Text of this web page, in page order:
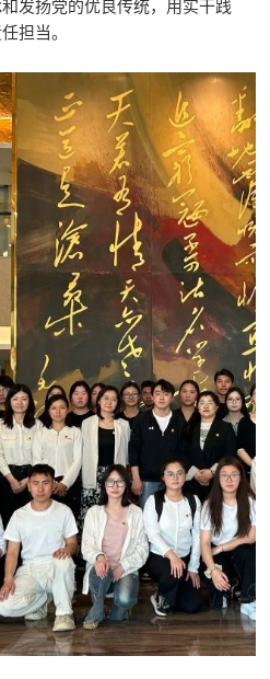
发扬党的优良传统，用实干践
担当。